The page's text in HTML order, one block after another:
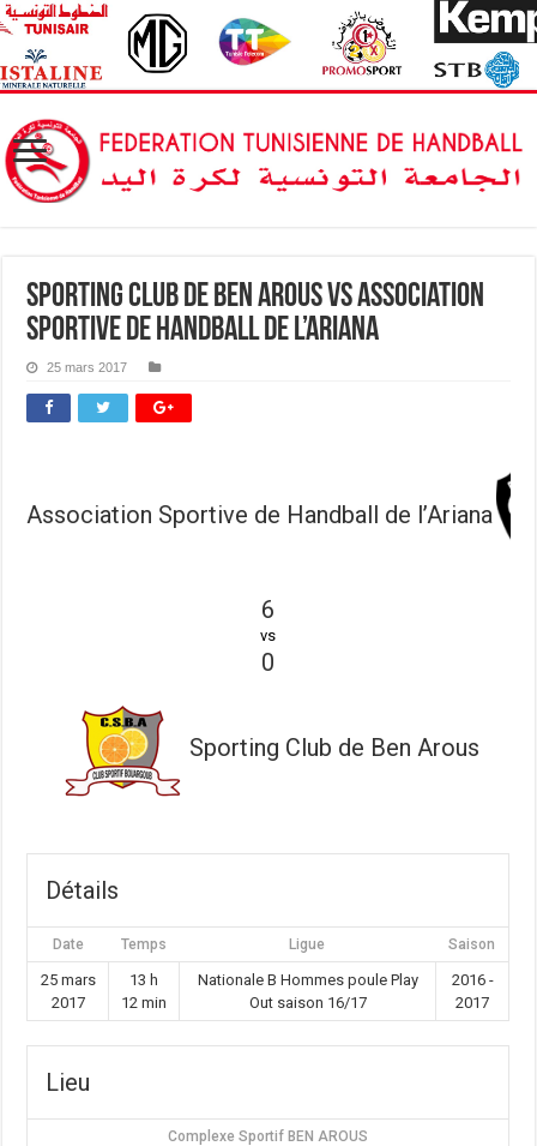
Sporting Club de Ben Arous vs Association
Sportive de Handball de l’Ariana
25 mars 2017
Association Sportive de Handball de l’Ariana
6
vs
0
Sporting Club de Ben Arous
Détails
Date Temps Ligue Saison
25 mars
2017
13 h
12 min
Nationale B Hommes poule Play
Out saison 16/17
2016 -
2017
Lieu
Complexe Sportif BEN AROUS